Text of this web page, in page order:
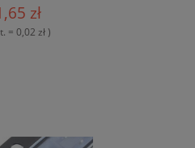
zł
= 0,02 zł )